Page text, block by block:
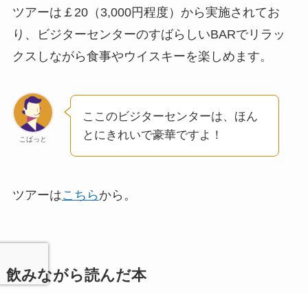
ツアーは￡20（3,000円程度）から実施されてお
り、ビジターセンターのすばらしいBARでリラッ
クスしながら食事やウイスキーを楽しめます。
こばっと
ここのビジターセンターは、ほん
とにきれいで豪華ですよ！
ツアーはこちら から。
飲みながら読んだ本